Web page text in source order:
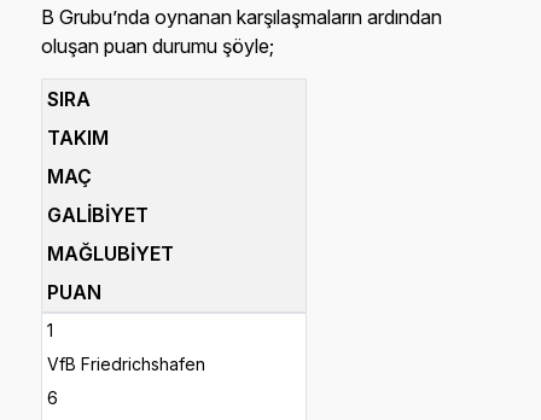
B Grubu’nda oynanan karşılaşmaların ardından
oluşan puan durumu şöyle;
SIRA
TAKIM
MAÇ
GALİBİYET
MAĞLUBİYET
PUAN
1
VfB Friedrichshafen
6